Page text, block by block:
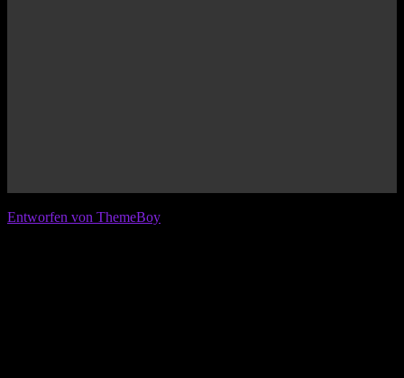
Entworfen von ThemeBoy